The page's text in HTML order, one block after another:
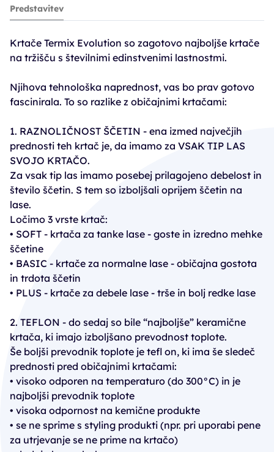
krtača TER Evolution Soft - 43 mm
17,78€
23,70€
PC30: 16,59€
Predstavitev
Krtače Termix Evolution so zagotovo najboljše krtače
na tržišču s številnimi edinstvenimi lastnostmi.
Njihova tehnološka naprednost, vas bo prav gotovo
fascinirala. To so razlike z običajnimi krtačami:
1. RAZNOLIČNOST ŠČETIN - ena izmed največjih
prednosti teh krtač je, da imamo za VSAK TIP LAS
SVOJO KRTAČO.
Za vsak tip las imamo posebej prilagojeno debelost in
število ščetin. S tem so izboljšali oprijem ščetin na
lase.
Ločimo 3 vrste krtač:
• SOFT - krtača za tanke lase - goste in izredno mehke
ščetine
• BASIC - krtače za normalne lase - običajna gostota
in trdota ščetin
• PLUS - krtače za debele lase - trše in bolj redke lase
2. TEFLON - do sedaj so bile “najboljše” keramične
krtača, ki imajo izboljšano prevodnost toplote.
Še boljši prevodnik toplote je tefl on, ki ima še sledeč
prednosti pred običajnimi krtačami:
• visoko odporen na temperaturo (do 300°C) in je
najboljši prevodnik toplote
• visoka odpornost na kemične produkte
• se ne sprime s styling produkti (npr. pri uporabi pene
za utrjevanje se ne prime na krtačo)